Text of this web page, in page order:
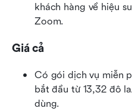
khách hàng về hiệu
Zoom.
Giá cả
Có gói dịch vụ miễn
bắt đầu từ 13,32 đô
dùng.